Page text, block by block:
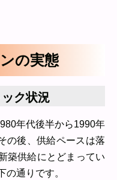
の実態
ク状況
年代後半から1990年
の後、供給ペースは落
築供給にとどまってい
の通りです。